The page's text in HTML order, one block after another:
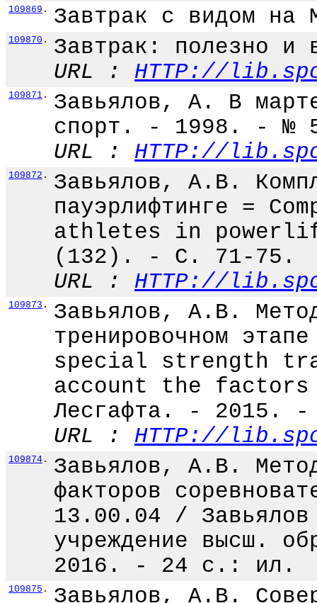
109869 . Завтрак с видом
109870 .
Завтрак: полезно
URL : HTTP://
109871 .
Завьялов, А. В
спорт. - 1998. -
URL : HTTP://
109872 .
Завьялов, А.В.
пауэрлифтинге =
athletes in
(132). - С. 71-75.
URL : HTTP://
109873 .
Завьялов, А.В.
тренировочном
special strength
account the
Лесгафта. - 2015.
URL : HTTP://
109874 .
Завьялов, А.В.
факторов
13.00.04 / Завьялов
учреждение высш.
2016. - 24 с.: ил.
109875 . Завьялов, А.В.